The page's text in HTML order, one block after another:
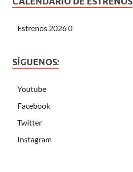
Estrenos 20260
SÍGUENOS:
Youtube
Facebook
Twitter
Instagram